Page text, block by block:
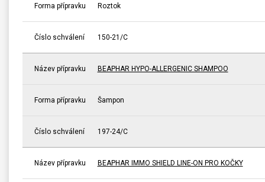
Forma přípravku Roztok
Číslo schválení 150-21/C
Název přípravku BEAPHAR HYPO-ALLERGENIC SHAMPOO
Forma přípravku Šampon
Číslo schválení 197-24/C
Název přípravku BEAPHAR IMMO SHIELD LINE-ON PRO KOČKY